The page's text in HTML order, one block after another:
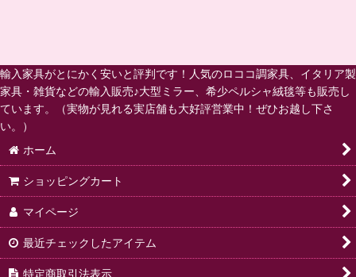
輸入家具がとにかく安いと評判です！人気のロココ調家具、イタリア製
家具・雑貨などの輸入販売♪大型ミラー、希少ペルシャ絨毯等も販売し
ています。（実物が見れる実店舗も大好評営業中！ぜひお越し下さ
い。）
ホーム
ショッピングカート
マイページ
最近チェックしたアイテム
特定商取引法表示